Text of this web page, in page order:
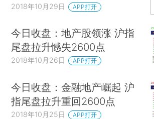
2018年10月29日 APP打开
今日收盘：地产股领涨 沪指
尾盘拉升憾失2600点
2018年10月26日 APP打开
今日收盘：金融地产崛起 沪
指尾盘拉升重回2600点
2018年10月25日 APP打开